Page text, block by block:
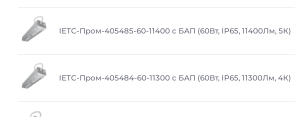
IETC-Пром-405485-60-11400 с БАП (60Вт, IP65, 11400Лм, 5К)
IETC-Пром-405484-60-11300 с БАП (60Вт, IP65, 11300Лм, 4К)